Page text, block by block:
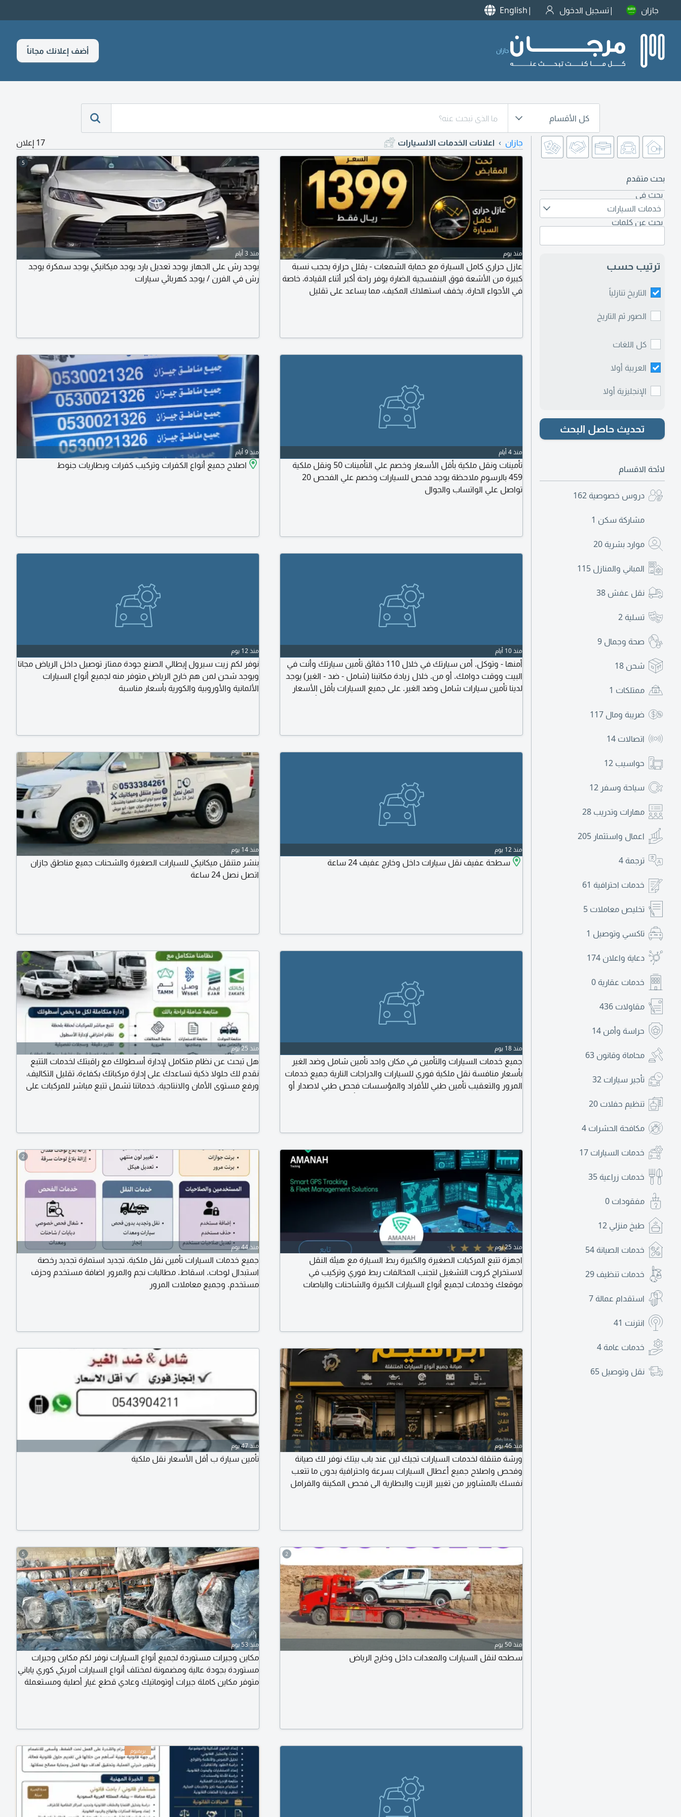
جازان تسجيل الدخول English
جازان أضف إعلانك مجاناً
كل الأقسام
بحث متقدم
بحث في
خدمات السيارات
بحث عن كلمات
ترتيب حسب
التاريخ تنازلياً
الصور ثم التاريخ
كل اللغات
العربية أولا
الإنجليزية أولا
تحديث حاصل البحث
لائحة الاقسام
دروس خصوصية 162
مشاركة سكن 1
موارد بشرية 20
المباني والمنازل 115
نقل عفش 38
تسلية 2
صحة وجمال 9
شحن 18
ممتلكات 1
ضريبة ومال 117
اتصالات 14
حواسيب 12
سياحة وسفر 12
مهارات وتدريب 28
اعمال واستثمار 205
ترجمة 4
خدمات احترافية 61
تخليص معاملات 5
تاكسي وتوصيل 1
دعاية واعلان 174
خدمات عقارية 0
مقاولات 436
حراسة وأمن 14
محاماة وقانون 63
تأجير سيارات 32
تنظيم حفلات 20
مكافحة الحشرات 4
خدمات السيارات 17
خدمات زراعية 35
مفقودات 0
طبخ منزلي 12
خدمات الصيانة 54
خدمات تنظيف 29
استقدام عمالة 7
انترنت 41
خدمات عامة 4
نقل وتوصيل 65
جازان اعلانات الخدمات الالسيارات 17 إعلان
منذ يوم
عازل حراري كامل السيارة مع حماية الشمعات - يقلل حرارة يحجب نسبة
كبيرة من الأشعة فوق البنفسجية الضارة يوفر راحة أكبر أثناء القيادة، خاصة
في الأجواء الحارة. يخفف استهلاك المكيف، مما يساعد على تقليل
5
منذ 3 أيام
يوجد رش على الجهاز يوجد تعديل بارد يوجد ميكانيكي يوجد سمكرة يوجد
رش في الفرن / يوجد كهربائي سيارات
منذ 4 أيام
تأمينات ونقل ملكية بأقل الأسعار وخصم علي التأمينات 50 ونقل ملكية
459 بالرسوم ملاحظة يوجد فحص للسيارات وخصم علي الفحص 20
تواصل علي الواتساب والجوال
منذ 9 أيام
اصلاح جميع أنواع الكفرات وتركيب كفرات وبطاريات جنوط
منذ 10 أيام
أمنها - وتوكل. أمن سيارتك في خلال 110 دقائق تأمين سيارتك وأنت في
البيت ووقت دوامك. أو من. خلال زيادة مكاتبنا (شامل - ضد - الغير) يوجد
لدينا تأمين سيارات شامل وضد الغير. على جميع السيارات بأقل الأسعار
منذ 12 يوم
نوفر لكم زيت سيرول إيطالي الصنع جودة ممتاز توصيل داخل الرياض مجانا
ويوجد شحن لمن هم خارج الرياض متوفر منه لجميع أنواع السيارات
الألمانية والأوروبية والكورية بأسعار مناسبة
منذ 12 يوم
سطحة عفيف نقل سيارات داخل وخارج عفيف 24 ساعة
منذ 14 يوم
بنشر متنقل ميكانيكي للسيارات الصغيرة والشحنات جميع مناطق جازان
اتصل نصل 24 ساعة
منذ 18 يوم
جميع خدمات السيارات والتأمين في مكان واحد تأمين شامل وضد الغير
بأسعار منافسة نقل ملكية فوري للسيارات والدراجات النارية جميع خدمات
المرور والتعقيب تأمين طبي للأفراد والمؤسسات فحص طبي لاصدار أو
منذ 25 يوم
هل تبحث عن نظام متكامل لإدارة أسطولك مع راقبتك لخدمات التتبع
نقدم لك حلولا ذكية تساعدك على إدارة مركباتك بكفاءة، تقليل التكاليف،
ورفع مستوى الأمان والانتاجية. خدماتنا تشمل تتبع مباشر للمركبات على
منذ 25 يوم
اجهزة تتبع المركبات الصغيرة والكبيرة ربط السيارة مع هيئة النقل
لاستخراج كروت التشغيل لتجنب المخالفات ربط فوري وتركيب في
موقعك وخدمات لجميع أنواع السيارات الكبيرة والشاحنات والباصات
2
منذ 44 يوم
جميع خدمات السيارات تأمين نقل ملكية. تجديد استمارة تجديد رخصة
استبدال لوحات. اسقاط. مطالبات نجم والمرور اضافة مستخدم وحزف
مستخدم. وجميع معاملات المرور
منذ 46 يوم
ورشة متنقلة لخدمات السيارات تجيك لين عند باب بيتك نوفر لك صيانة
وفحص واصلاح جميع أعطال السيارات بسرعة واحترافية بدون ما تتعب
نفسك بالمشاوير من تغيير الزيت والبطارية الى فحص المكينة والفرامل
منذ 47 يوم
تأمين سيارة ب أقل الأسعار نقل ملكية
2
منذ 50 يوم
سطحه لنقل السيارات والمعدات داخل وخارج الرياض
5
منذ 53 يوم
مكاين وجيرات مستوردة لجميع أنواع السيارات نوفر لكم مكاين وجيرات
مستوردة بجودة عالية ومضمونة لمختلف أنواع السيارات أمريكي كوري ياباني
متوفر مكاين كاملة جيرات أوتوماتيك وعادي قطع غيار أصلية ومستعملة